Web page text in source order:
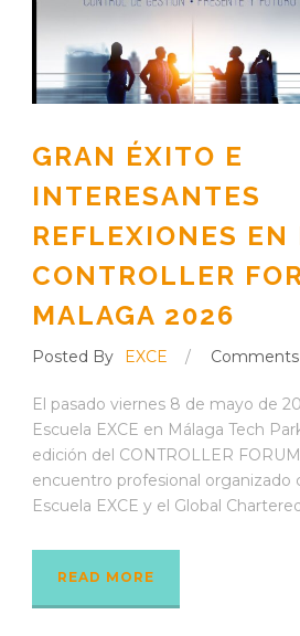
GRAN ÉXITO E
INTERESANTES
REFLEXIONES EN
CONTROLLER
MALAGA 2026
Posted By EXCE / Comments
El pasado viernes 8 de mayo de
Escuela EXCE en Málaga Tech
edición del CONTROLLER
encuentro profesional
Escuela EXCE y el Global
READ MORE